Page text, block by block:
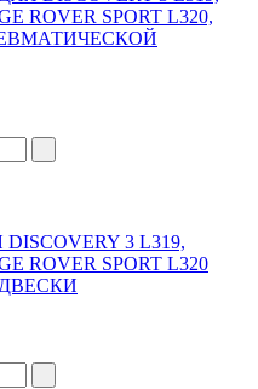
ROVER SPORT L320,
3 L319,
ROVER SPORT L320